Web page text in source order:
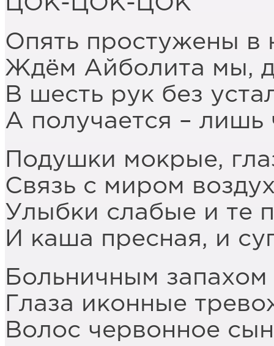
Опять простужены в
Ждём Айболита мы,
В шесть рук без
А получается – лишь
Подушки мокрые,
Связь с миром
Улыбки слабые и те
И каша пресная, и
Больничным
Глаза иконные
Волос червонное